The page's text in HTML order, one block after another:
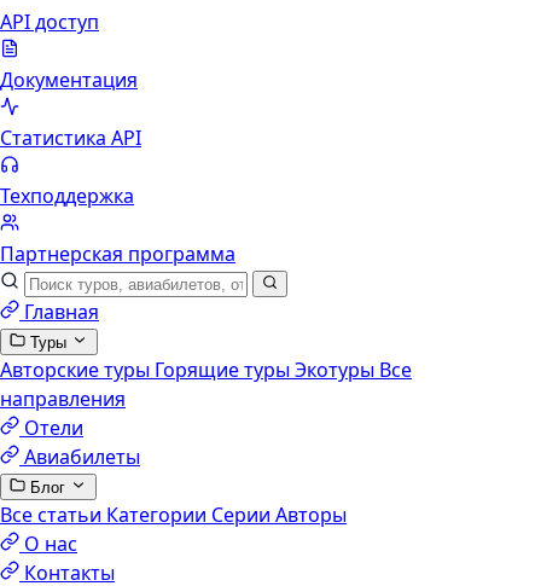
API доступ
Документация
Статистика API
Техподдержка
Партнерская программа
Главная
Туры
Авторские туры Горящие турыЭкотуры Все
направления
Отели
Авиабилеты
Блог
Все статьи Категории Серии Авторы
О нас
Контакты